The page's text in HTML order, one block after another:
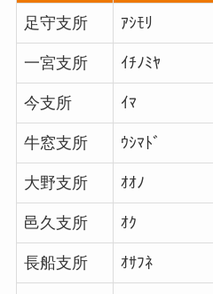
足守支所 ｱｼﾓﾘ
一宮支所 ｲﾁﾉﾐﾔ
今支所 ｲﾏ
牛窓支所 ｳｼﾏﾄﾞ
大野支所 ｵｵﾉ
邑久支所 ｵｸ
長船支所 ｵｻﾌﾈ